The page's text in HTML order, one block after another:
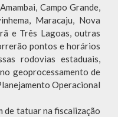
Campo Grande,
Maracaju, Nova
e Três Lagoas, outras
pontos e horários
rodovias estaduais,
geoprocessamento de
Operacional
de tatuar na fiscalização